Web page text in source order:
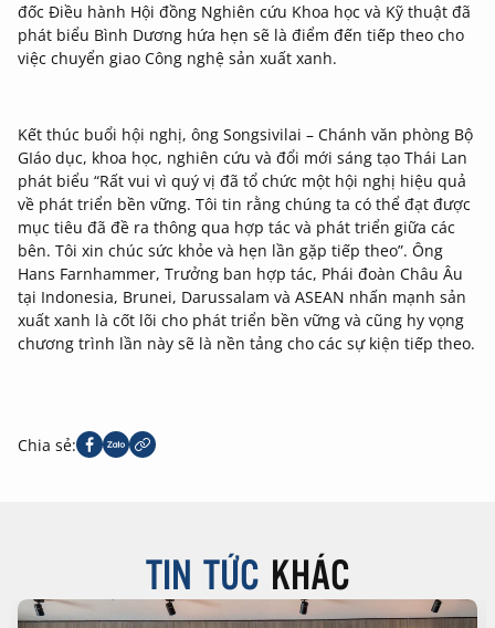
đốc Điều hành Hội đồng Nghiên cứu Khoa học và Kỹ thuật đã
phát biểu Bình Dương hứa hẹn sẽ là điểm đến tiếp theo cho
việc chuyển giao Công nghệ sản xuất xanh.
Kết thúc buổi hội nghị, ông Songsivilai – Chánh văn phòng Bộ
GIáo dục, khoa học, nghiên cứu và đổi mới sáng tạo Thái Lan
phát biểu “Rất vui vì quý vị đã tổ chức một hội nghị hiệu quả
về phát triển bền vững. Tôi tin rằng chúng ta có thể đạt được
mục tiêu đã đề ra thông qua hợp tác và phát triển giữa các
bên. Tôi xin chúc sức khỏe và hẹn lần gặp tiếp theo”. Ông
Hans Farnhammer, Trưởng ban hợp tác, Phái đoàn Châu Âu
tại Indonesia, Brunei, Darussalam và ASEAN nhấn mạnh sản
xuất xanh là cốt lõi cho phát triển bền vững và cũng hy vọng
chương trình lần này sẽ là nền tảng cho các sự kiện tiếp theo.
Chia sẻ:
TIN TỨC KHÁC